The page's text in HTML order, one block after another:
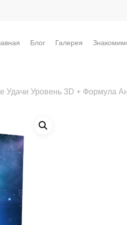
Блог Галерея
Удачи Уровень 3D + Формула